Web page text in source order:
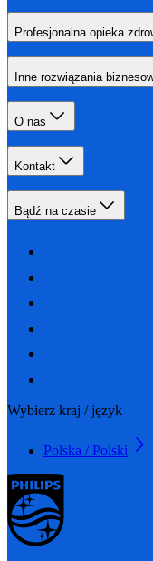
Profesjonalna opieka
Inne rozwiązania
O nas
Kontakt
Bądź na czasie
Wybierz kraj / język
Polska / Polski